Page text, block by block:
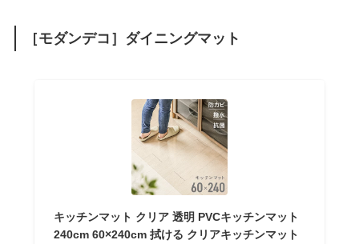
［モダンデコ］ダイニングマット
キッチンマット クリア 透明 PVCキッチンマット
240cm 60×240cm 拭ける クリアキッチンマット